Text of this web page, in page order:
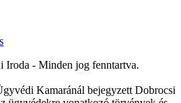
- Minden jog fenntartva.
Kamaránál bejegyzett Dobrocsi